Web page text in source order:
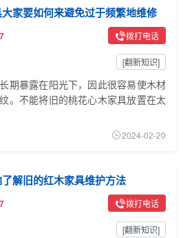
家要如何来避免过于频繁地维修
拨打电话
[翻新知识]
期暴露在阳光下，因此很容易使木材
。不能将旧的桃花心木家具放置在太
2024-02-20
解旧的红木家具维护方法
拨打电话
[翻新知识]